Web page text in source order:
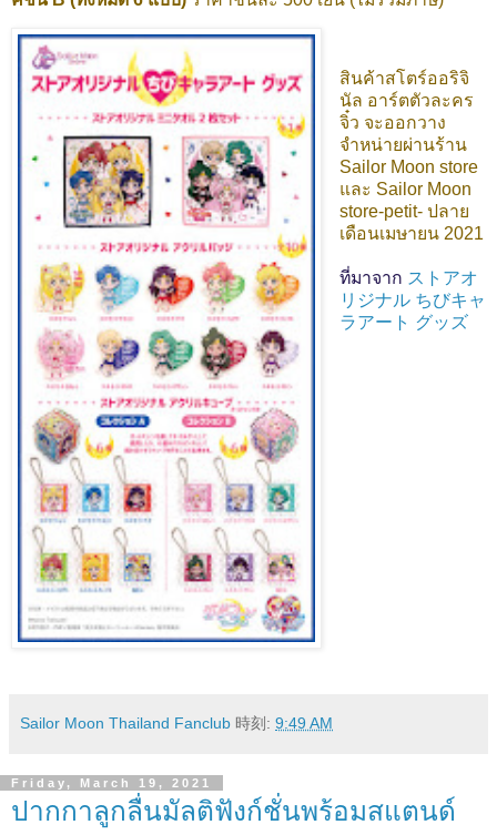
สินค้าสโตร์ออริจิ
นัล อาร์ตตัวละคร
จิ๋ว จะออกวาง
จำหน่ายผ่านร้าน
Sailor Moon store
และ Sailor Moon
store-petit- ปลาย
เดือนเมษายน 2021
ที่มาจาก ストアオ
リジナル ちびキャ
ラアート グッズ
Sailor Moon Thailand Fanclub 時刻: 9:49 AM
Friday, March 19, 2021
ปากกาลูกลื่นมัลติฟังก์ชั่นพร้อมสแตนด์